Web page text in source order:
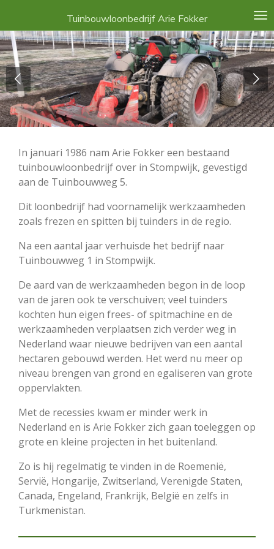
naar
de
hoofdinhoud
Tuinbouwloonbedrijf Arie Fokker
In januari 1986 nam Arie Fokker een bestaand
tuinbouwloonbedrijf over in Stompwijk, gevestigd
aan de Tuinbouwweg 5.
Dit loonbedrijf had voornamelijk werkzaamheden
zoals frezen en spitten bij tuinders in de regio.
Na een aantal jaar verhuisde het bedrijf naar
Tuinbouwweg 1 in Stompwijk.
De aard van de werkzaamheden begon in de loop
van de jaren ook te verschuiven; veel tuinders
kochten hun eigen frees- of spitmachine en de
werkzaamheden verplaatsen zich verder weg in
Nederland waar nieuwe bedrijven van een aantal
hectaren gebouwd werden. Het werd nu meer op
niveau brengen van grond en egaliseren van grote
oppervlakten.
Met de recessies kwam er minder werk in
Nederland en is Arie Fokker zich gaan toeleggen op
grote en kleine projecten in het buitenland.
Zo is hij regelmatig te vinden in de Roemenië,
Servië, Hongarije, Zwitserland, Verenigde Staten,
Canada, Engeland, Frankrijk, België en zelfs in
Turkmenistan.